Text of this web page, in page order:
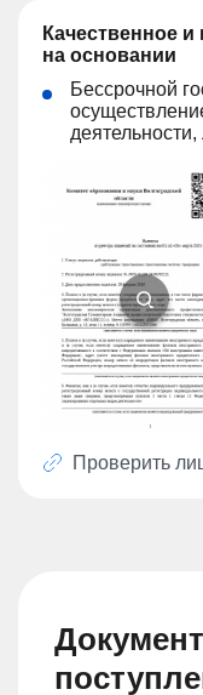
Качественное
на основании
Бессрочной
Проверить